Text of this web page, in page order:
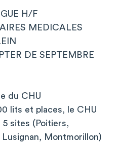
H/F
MEDICALES
DE SEPTEMBRE
du CHU
lits et places, le CHU
sites (Poitiers,
Montmorillon)